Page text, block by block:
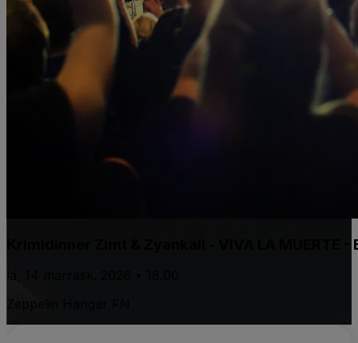
Krimidinner Zimt & Zyankali - VIVA LA MUERTE